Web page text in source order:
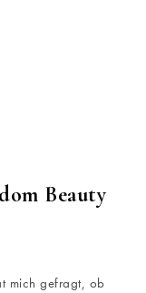
Beauty
mich gefragt, ob